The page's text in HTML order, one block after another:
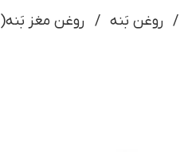
روغن بَنه روغن مغز بَنه(10کیلوگرم)